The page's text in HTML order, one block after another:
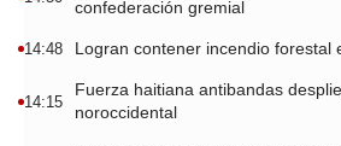
confederación gremial
14:48 Logran contener incendio forestal
14:15
Fuerza haitiana antibandas
noroccidental